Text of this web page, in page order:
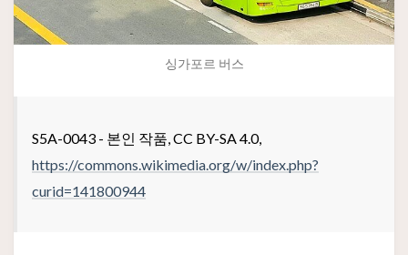
싱가포르 버스
S5A-0043 - 본인 작품, CC BY-SA 4.0,
https://commons.wikimedia.org/w/index.php?
curid=141800944